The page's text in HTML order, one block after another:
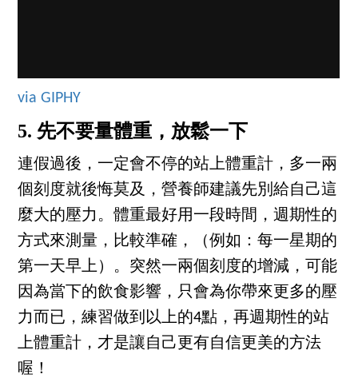
via GIPHY
5. 先不要量體重，放鬆一下
連假過後，一定會不停的站上體重計，多一兩
個刻度就後悔莫及，營養師建議先別給自己這
麼大的壓力。體重最好用一段時間，週期性的
方式來測量，比較準確，（例如：每一星期的
第一天早上）。突然一兩個刻度的增減，可能
因為當下的飲食影響，只會為你帶來更多的壓
力而已，練習做到以上的4點，再週期性的站
上體重計，才是讓自己更有自信更美的方法
喔！